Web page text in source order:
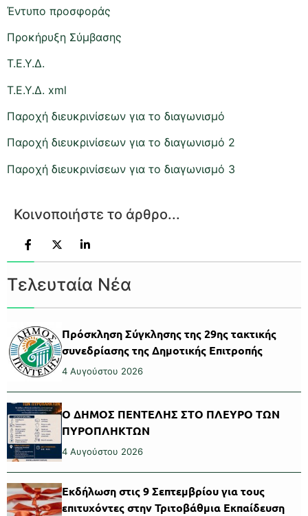
Έντυπο προσφοράς
Προκήρυξη Σύμβασης
Τ.Ε.Υ.Δ.
Τ.Ε.Υ.Δ. xml
Παροχή διευκρινίσεων για το διαγωνισμό
Παροχή διευκρινίσεων για το διαγωνισμό 2
Παροχή διευκρινίσεων για το διαγωνισμό 3
Κοινοποιήστε το άρθρο...
Τελευταία Νέα
Πρόσκληση Σύγκλησης της 29ης τακτικής
συνεδρίασης της Δημοτικής Επιτροπής
4 Αυγούστου 2026
Ο ΔΗΜΟΣ ΠΕΝΤΕΛΗΣ ΣΤΟ ΠΛΕΥΡΟ ΤΩΝ
ΠΥΡΟΠΛΗΚΤΩΝ
4 Αυγούστου 2026
Εκδήλωση στις 9 Σεπτεμβρίου για τους
επιτυχόντες στην Τριτοβάθμια Εκπαίδευση